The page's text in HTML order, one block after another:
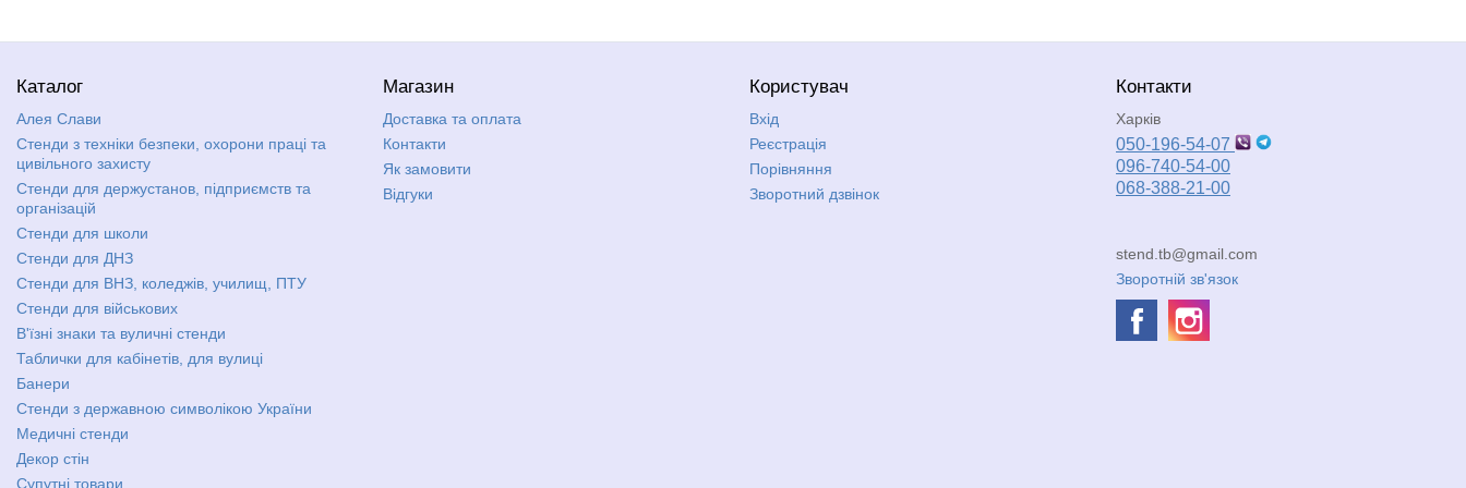
Каталог
Алея Слави
Стенди з техніки безпеки, охорони праці та
цивільного захисту
Стенди для держустанов, підприємств та
організацій
Стенди для школи
Стенди для ДНЗ
Стенди для ВНЗ, коледжів, училищ, ПТУ
Стенди для військових
В'їзні знаки та вуличні стенди
Таблички для кабінетів, для вулиці
Банери
Стенди з державною символікою України
Медичні стенди
Декор стін
Супутні товари
Магазин
Доставка та оплата
Контакти
Як замовити
Відгуки
Користувач
Вхід
Реєстрація
Порівняння
Зворотний дзвінок
Контакти
Харків
050-196-54-07
096-740-54-00
068-388-21-00
stend.tb@gmail.com
Зворотній зв'язок